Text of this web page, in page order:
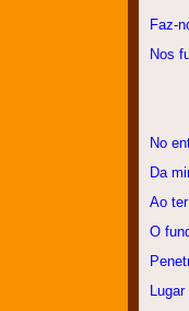
Faz-
Nos
No
Da
Ao
O